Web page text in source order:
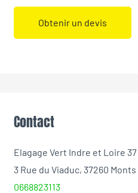
Obtenir un devis
Contact
Elagage Vert Indre et Loire 37
3 Rue du Viaduc, 37260 Monts
0668823113